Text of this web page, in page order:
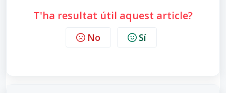
T'ha resultat útil aquest article?
No Sí